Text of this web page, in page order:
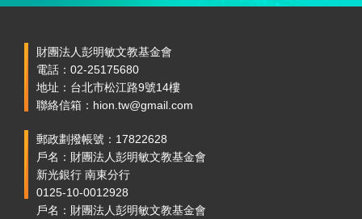
財團法人彭明敏文教基金會
電話：02-25175680
地址：台北市松江路9號14樓
聯絡信箱：hion.tw@gmail.com
郵政劃撥帳號：17822628
戶名：財團法人彭明敏文教基金會
新光銀行 南東分行
0125-10-0012928
戶名：財團法人彭明敏文教基金會